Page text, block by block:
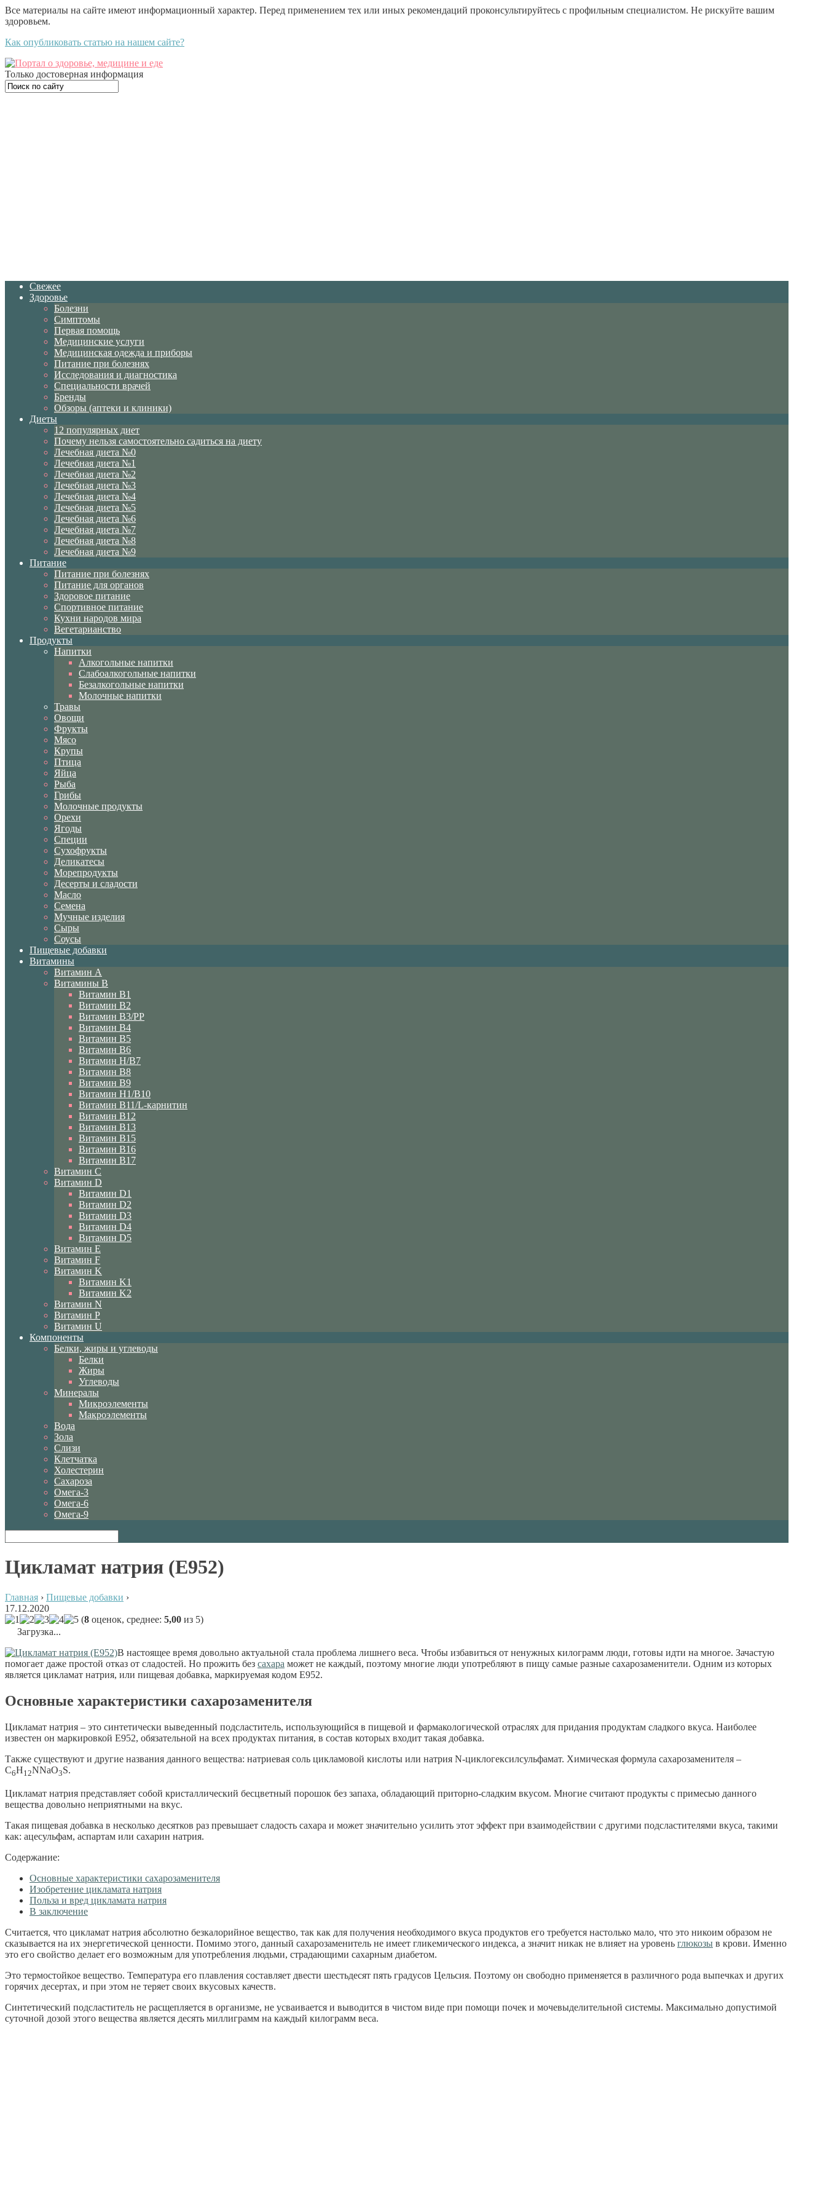
Все материалы на сайте имеют информационный характер. Перед применением тех или иных рекомендаций проконсультируйтесь с профильным специалистом. Не рискуйте вашим
здоровьем.
Как опубликовать статью на нашем сайте?
Только достоверная информация
Свежее
Здоровье
Болезни
Симптомы
Первая помощь
Медицинские услуги
Медицинская одежда и приборы
Питание при болезнях
Исследования и диагностика
Специальности врачей
Бренды
Обзоры (аптеки и клиники)
Диеты
12 популярных диет
Почему нельзя самостоятельно садиться на диету
Лечебная диета №0
Лечебная диета №1
Лечебная диета №2
Лечебная диета №3
Лечебная диета №4
Лечебная диета №5
Лечебная диета №6
Лечебная диета №7
Лечебная диета №8
Лечебная диета №9
Питание
Питание при болезнях
Питание для органов
Здоровое питание
Спортивное питание
Кухни народов мира
Вегетарианство
Продукты
Напитки
Алкогольные напитки
Слабоалкогольные напитки
Безалкогольные напитки
Молочные напитки
Травы
Овощи
Фрукты
Мясо
Крупы
Птица
Яйца
Рыба
Грибы
Молочные продукты
Орехи
Ягоды
Специи
Сухофрукты
Деликатесы
Морепродукты
Десерты и сладости
Масло
Семена
Мучные изделия
Сыры
Соусы
Пищевые добавки
Витамины
Витамин A
Витамины B
Витамин B1
Витамин B2
Витамин B3/PP
Витамин B4
Витамин B5
Витамин B6
Витамин H/B7
Витамин B8
Витамин B9
Витамин H1/В10
Витамин B11/L-карнитин
Витамин B12
Витамин B13
Витамин B15
Витамин B16
Витамин B17
Витамин C
Витамин D
Витамин D1
Витамин D2
Витамин D3
Витамин D4
Витамин D5
Витамин E
Витамин F
Витамин K
Витамин K1
Витамин K2
Витамин N
Витамин P
Витамин U
Компоненты
Белки, жиры и углеводы
Белки
Жиры
Углеводы
Минералы
Микроэлементы
Макроэлементы
Вода
Зола
Слизи
Клетчатка
Холестерин
Сахароза
Омега-3
Омега-6
Омега-9
Цикламат натрия (Е952)
Главная › Пищевые добавки ›
17.12.2020
(8 оценок, среднее: 5,00 из 5)
Загрузка...
В настоящее время довольно актуальной стала проблема лишнего веса. Чтобы избавиться от ненужных килограмм люди, готовы идти на многое. Зачастую
помогает даже простой отказ от сладостей. Но прожить без сахара может не каждый, поэтому многие люди употребляют в пищу самые разные сахарозаменители. Одним из которых
является цикламат натрия, или пищевая добавка, маркируемая кодом Е952.
Основные характеристики сахарозаменителя
Цикламат натрия – это синтетически выведенный подсластитель, использующийся в пищевой и фармакологической отраслях для придания продуктам сладкого вкуса. Наиболее
известен он маркировкой Е952, обязательной на всех продуктах питания, в состав которых входит такая добавка.
Также существуют и другие названия данного вещества: натриевая соль цикламовой кислоты или натрия N-циклогексилсульфамат. Химическая формула сахарозаменителя –
C6H12NNaO3S.
Цикламат натрия представляет собой кристаллический бесцветный порошок без запаха, обладающий приторно-сладким вкусом. Многие считают продукты с примесью данного
вещества довольно неприятными на вкус.
Такая пищевая добавка в несколько десятков раз превышает сладость сахара и может значительно усилить этот эффект при взаимодействии с другими подсластителями вкуса, такими
как: ацесульфам, аспартам или сахарин натрия.
Содержание:
Основные характеристики сахарозаменителя
Изобретение цикламата натрия
Польза и вред цикламата натрия
В заключение
Считается, что цикламат натрия абсолютно безкалорийное вещество, так как для получения необходимого вкуса продуктов его требуется настолько мало, что это никоим образом не
сказывается на их энергетической ценности. Помимо этого, данный сахарозаменитель не имеет гликемического индекса, а значит никак не влияет на уровень глюкозы в крови. Именно
это его свойство делает его возможным для употребления людьми, страдающими сахарным диабетом.
Это термостойкое вещество. Температура его плавления составляет двести шестьдесят пять градусов Цельсия. Поэтому он свободно применяется в различного рода выпечках и других
горячих десертах, и при этом не теряет своих вкусовых качеств.
Синтетический подсластитель не расщепляется в организме, не усваивается и выводится в чистом виде при помощи почек и мочевыделительной системы. Максимально допустимой
суточной дозой этого вещества является десять миллиграмм на каждый килограмм веса.